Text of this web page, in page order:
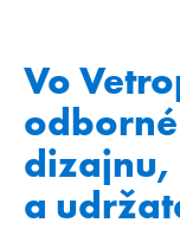
Vo
dizajnu,
a